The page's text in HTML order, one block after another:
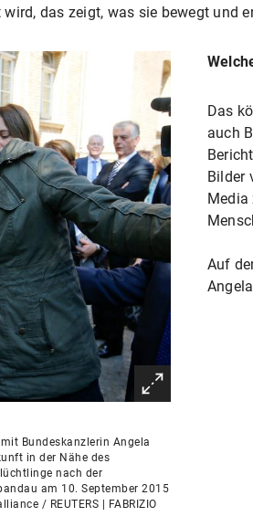
das zeigt, was sie bewegt und
Bundeskanzlerin Angela
in der Nähe des
nach der
am 10. September 2015
/ REUTERS | FABRIZIO
Das
auch
Bilder
Media
Auf